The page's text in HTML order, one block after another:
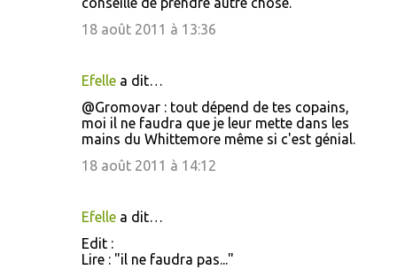
18 août 2011 à 13:36
Efelle a dit…
@Gromovar : tout dépend de tes copains,
moi il ne faudra que je leur mette dans les
mains du Whittemore même si c'est génial.
18 août 2011 à 14:12
Efelle a dit…
Edit :
Lire : "il ne faudra pas..."